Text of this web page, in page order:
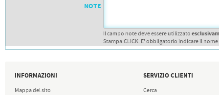
NOTE
Il campo note deve essere utilizzato
Stampa.CLICK. E' obbligatorio indicare il
INFORMAZIONI
Mappa del sito
SERVIZIO CLIENTI
Cerca